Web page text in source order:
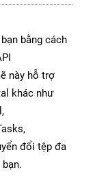
bằng cách
này hỗ trợ
khác như
đổi tệp đa